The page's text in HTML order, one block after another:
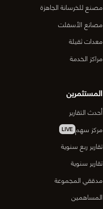
مصنع للخرسانة الجاهزة
مصانع الأسفلت
معدات ثقيلة
مراكز الخدمة
المستثمرين
أحدث التقارير
مركز سهم LIVE
تقارير ربع سنوية
تقارير سنوية
مدققي المجموعة
المساهمين